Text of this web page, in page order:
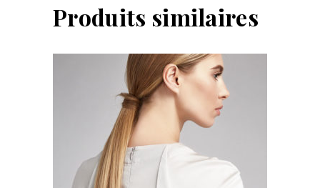
Produits similaires